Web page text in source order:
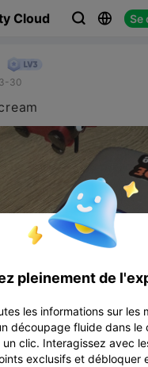
Cloud   Se
30
pleinement de
les informations sur les
découpage fluide dans le
un clic. Interagissez avec
exclusifs et débloquer